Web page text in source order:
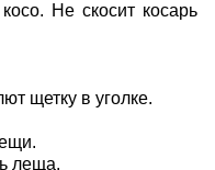
Не скосит косарь
щетку в уголке.
леща.